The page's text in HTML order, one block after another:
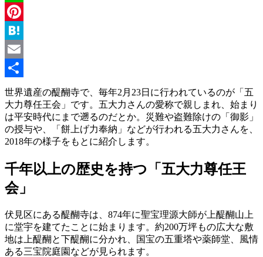
Line
Pinterest
Hatena
Email
共
有
世界遺産の醍醐寺で、毎年2月23日に行われているのが「五
大力尊任王会」です。五大力さんの愛称で親しまれ、始まり
は平安時代にまで遡るのだとか。災難や盗難除けの「御影」
の授与や、「餅上げ力奉納」などが行われる五大力さんを、
2018年の様子をもとに紹介します。
千年以上の歴史を持つ「五大力尊任王
会」
伏見区にある醍醐寺は、874年に聖宝理源大師が上醍醐山上
に堂宇を建てたことに始まります。約200万坪もの広大な敷
地は上醍醐と下醍醐に分かれ、国宝の五重塔や薬師堂、風情
ある三宝院庭園などが見られます。